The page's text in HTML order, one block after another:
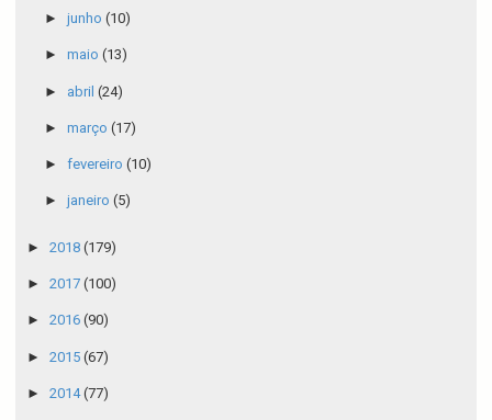
► junho (10)
► maio (13)
► abril (24)
► março (17)
► fevereiro (10)
► janeiro (5)
► 2018 (179)
► 2017 (100)
► 2016 (90)
► 2015 (67)
► 2014(77)